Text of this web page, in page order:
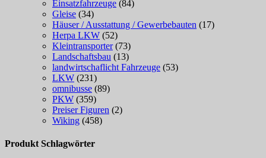
Einsatzfahrzeuge (84)
Gleise (34)
Häuser / Ausstattung / Gewerbebauten (17)
Herpa LKW (52)
Kleintransporter (73)
Landschaftsbau (13)
landwirtschaflicht Fahrzeuge (53)
LKW (231)
omnibusse (89)
PKW (359)
Preiser Figuren (2)
Wiking (458)
Produkt Schlagwörter